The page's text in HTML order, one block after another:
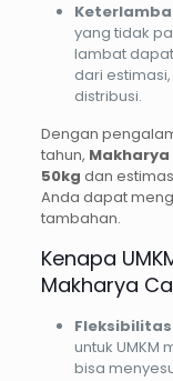
yang tidak
lambat
dari
distribusi.
Dengan
tahun,
50kg dan
Anda dapat
tambahan.
Kenapa
Makharya
untuk UMKM
bisa